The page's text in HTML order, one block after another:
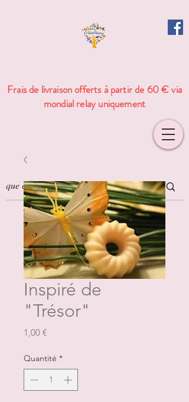
Frais de livraison offerts à partir de 60 € via
mondial relay uniquement
Inspiré de
"Trésor"
1,00 €Prix
Quantité *